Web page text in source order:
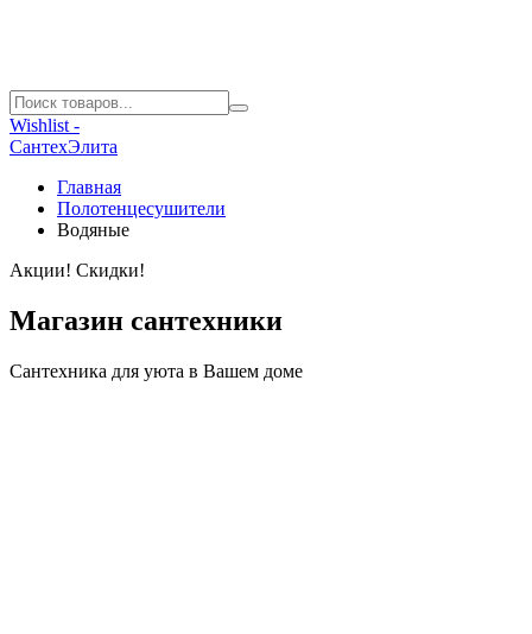
Wishlist -
СантехЭлита
Главная
Полотенцесушители
Водяные
Акции! Скидки!
Магазин сантехники
Сантехника для уюта в Вашем доме